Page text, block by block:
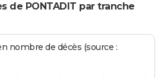
de PONTADIT par tranche
nombre de décès (source :